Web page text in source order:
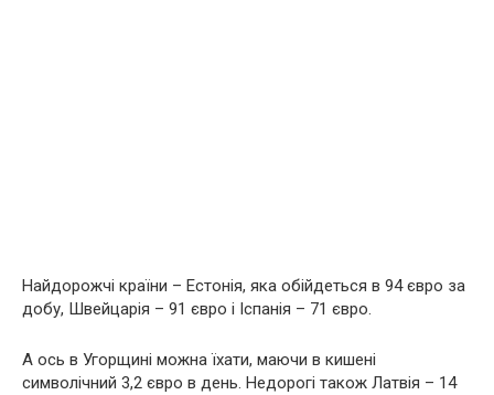
Найдорожчі країни – Естонія, яка обійдеться в 94 євро за
добу, Швейцарія – 91 євро і Іспанія – 71 євро.
А ось в Угорщині можна їхати, маючи в кишені
символічний 3,2 євро в день. Недорогі також Латвія – 14